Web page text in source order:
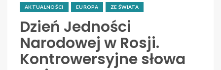
AKTUALNOŚCI EUROPA ZE ŚWIATA
Dzień Jedności
Narodowej w Rosji.
Kontrowersyjne słowa